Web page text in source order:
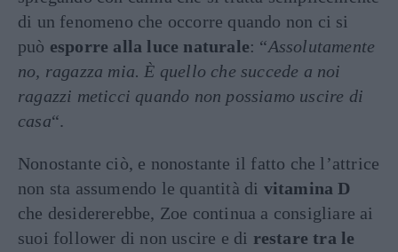
di un fenomeno che occorre quando non ci si
può esporre alla luce naturale: “Assolutamente
no, ragazza mia. È quello che succede a noi
ragazzi meticci quando non possiamo uscire di
casa“.
Nonostante ciò, e nonostante il fatto che l’attrice
non sta assumendo le quantità di vitamina D
che desidererebbe, Zoe continua a consigliare ai
suoi follower di non uscire e di restare tra le